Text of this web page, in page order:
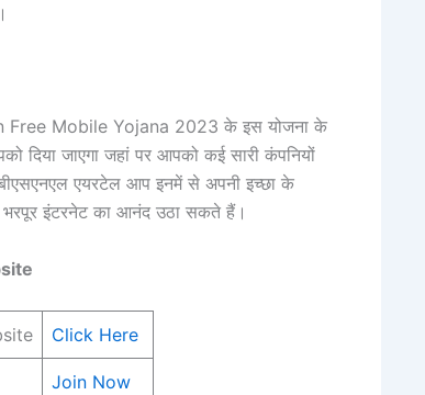
Free Mobile Yojana 2023 के इस योजना के
जाएगा जहां पर आपको कई सारी कंपनियों
एयरटेल आप इनमें से अपनी इच्छा के
इंटरनेट का आनंद उठा सकते हैं।
Click Here
Join Now